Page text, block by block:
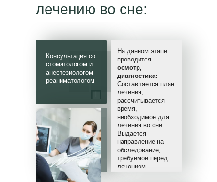
лечению во сне:
На данном этапе
проводится
осмотр,
диагностика:
Составляется план
лечения,
рассчитывается
время,
необходимое для
лечения во сне.
Выдается
направление на
обследование,
требуемое перед
лечением
Консультация со
стоматологом и
анестезиологом-
реаниматологом
Стоматология
ПРЕЗИДЕНТ
в Щербинке